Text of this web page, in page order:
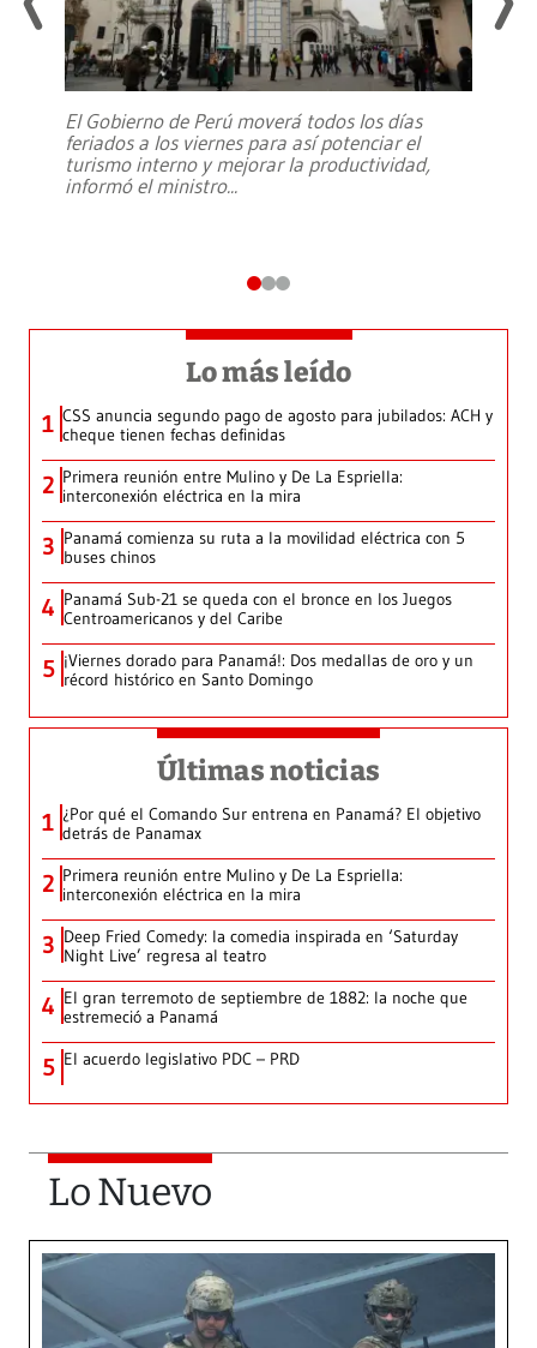
El Gobierno de Perú moverá todos los días
feriados a los viernes para así potenciar el
turismo interno y mejorar la productividad,
informó el ministro...
Lo más leído
1 CSS anuncia segundo pago de agosto para jubilados: ACH y
cheque tienen fechas definidas
2 Primera reunión entre Mulino y De La Espriella:
interconexión eléctrica en la mira
3 Panamá comienza su ruta a la movilidad eléctrica con 5
buses chinos
4 Panamá Sub-21 se queda con el bronce en los Juegos
Centroamericanos y del Caribe
5 ¡Viernes dorado para Panamá!: Dos medallas de oro y un
récord histórico en Santo Domingo
Últimas noticias
1 ¿Por qué el Comando Sur entrena en Panamá? El objetivo
detrás de Panamax
2 Primera reunión entre Mulino y De La Espriella:
interconexión eléctrica en la mira
3 Deep Fried Comedy: la comedia inspirada en ‘Saturday
Night Live’ regresa al teatro
4 El gran terremoto de septiembre de 1882: la noche que
estremeció a Panamá
5 El acuerdo legislativo PDC – PRD
Lo Nuevo